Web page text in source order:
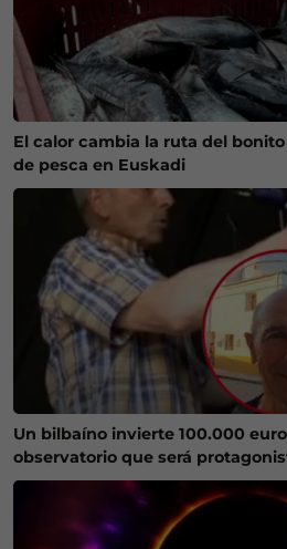
El calor cambia la ruta del
de pesca en Euskadi
Un bilbaíno invierte 100.000
observatorio que será